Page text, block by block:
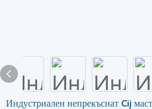
Индустриален непрекъснат Cij